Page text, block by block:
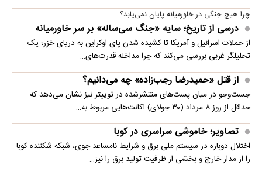
چرا هیچ جنگی در خاورمیانه پایان نمی‌یابد؟
درسی از تاریخ؛ سایه «جنگ سی‌ساله» بر سر خاورمیانه
از حملات اسرائیل و آمریکا تا کشیده شدن پای اوکراین به دریای خزر؛ یک
تحلیلگر غربی بررسی می‌کند که چرا مداخله قدرت‌های…
از قتل «حمیدرضا رجب‌زاده» چه می‌دانیم؟
جست‌وجو در میان پست‌های منتشرشده در توییتر نیز نشان می‌دهد که
حداقل از روز ۸ مرداد (۳۰ جولای) اکانت‌هایی مربوط به…
تصاویر؛ خاموشی سراسری در کوبا
اختلال دوباره در سیستم ملی برق و شرایط نامساعد جوی، شبکه شکننده کوبا
را از مدار خارج و بخشی از ظرفیت تولید برق را نیز…